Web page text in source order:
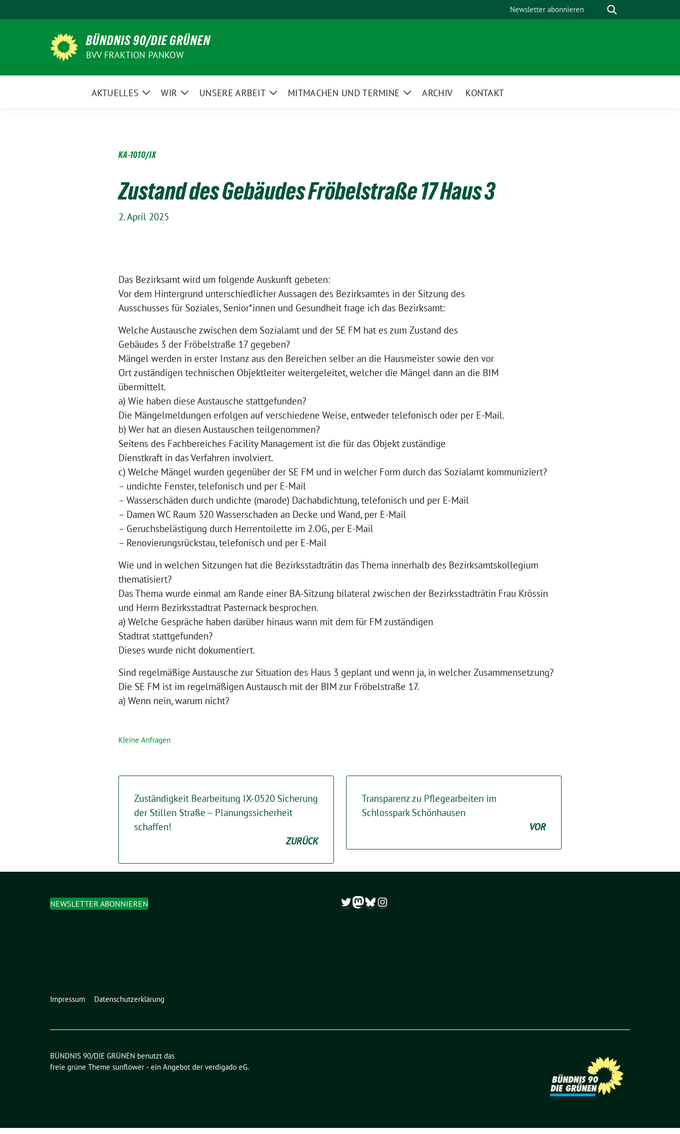
zum
Newsletter abonnieren Suche
BÜNDNIS 90/DIE GRÜNEN
BVV FRAKTION PANKOW
AKTUELLES
ZeigeWIR
ZeigeUNSERE ARBEIT
ZeigeMITMACHEN UND TERMINE
ZeigeARCHIV KONTAKT
KA-1010/IX
Zustand des Gebäudes Fröbelstraße 17 Haus 3
2. April 2025
Das Bezirksamt wird um folgende Auskunft gebeten:
Vor dem Hintergrund unterschiedlicher Aussagen des Bezirksamtes in der Sitzung des
Ausschusses für Soziales, Senior*innen und Gesundheit frage ich das Bezirksamt:
Welche Austausche zwischen dem Sozialamt und der SE FM hat es zum Zustand des
Gebäudes 3 der Fröbelstraße 17 gegeben?
Mängel werden in erster Instanz aus den Bereichen selber an die Hausmeister sowie den vor
Ort zuständigen technischen Objektleiter weitergeleitet, welcher die Mängel dann an die BIM
übermittelt.
a) Wie haben diese Austausche stattgefunden?
Die Mängelmeldungen erfolgen auf verschiedene Weise, entweder telefonisch oder per E-Mail.
b) Wer hat an diesen Austauschen teilgenommen?
Seitens des Fachbereiches Facility Management ist die für das Objekt zuständige
Dienstkraft in das Verfahren involviert.
c) Welche Mängel wurden gegenüber der SE FM und in welcher Form durch das Sozialamt kommuniziert?
– undichte Fenster, telefonisch und per E-Mail
– Wasserschäden durch undichte (marode) Dachabdichtung, telefonisch und per E-Mail
– Damen WC Raum 320 Wasserschaden an Decke und Wand, per E-Mail
– Geruchsbelästigung durch Herrentoilette im 2.OG, per E-Mail
– Renovierungsrückstau, telefonisch und per E-Mail
Wie und in welchen Sitzungen hat die Bezirksstadträtin das Thema innerhalb des Bezirksamtskollegium
thematisiert?
Das Thema wurde einmal am Rande einer BA-Sitzung bilateral zwischen der Bezirksstadträtin Frau Krössin
und Herrn Bezirksstadtrat Pasternack besprochen.
a) Welche Gespräche haben darüber hinaus wann mit dem für FM zuständigen
Stadtrat stattgefunden?
Dieses wurde nicht dokumentiert.
Sind regelmäßige Austausche zur Situation des Haus 3 geplant und wenn ja, in welcher Zusammensetzung?
Die SE FM ist im regelmäßigen Austausch mit der BIM zur Fröbelstraße 17.
a) Wenn nein, warum nicht?
Kleine Anfragen
Zuständigkeit Bearbeitung IX-0520 Sicherung
der Stillen Straße – Planungssicherheit
schaffen!
ZURÜCK
Transparenz zu Pflegearbeiten im
Schlosspark Schönhausen
VOR
NEWSLETTER ABONNIEREN Twitter
Mastodon
Bluesky
Instagram
Impressum Datenschutzerklärung
BÜNDNIS 90/DIE GRÜNEN benutzt das
freie grüne Theme sunflower ‐ ein Angebot der verdigado eG.